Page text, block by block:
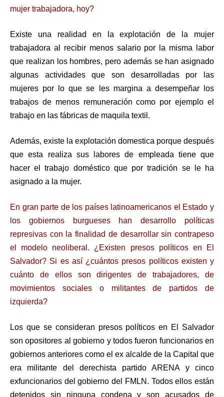
mujer trabajadora, hoy?
Existe una realidad en la explotación de la mujer
trabajadora al recibir menos salario por la misma labor
que realizan los hombres, pero además se han asignado
algunas actividades que son desarrolladas por las
mujeres por lo que se les margina a desempeñar los
trabajos de menos remuneración como por ejemplo el
trabajo en las fábricas de maquila textil.
Además, existe la explotación domestica porque después
que esta realiza sus labores de empleada tiene que
hacer el trabajo doméstico que por tradición se le ha
asignado a la mujer.
En gran parte de los países latinoamericanos el Estado y
los gobiernos burgueses han desarrollo políticas
represivas con la finalidad de desarrollar sin contrapeso
el modelo neoliberal. ¿Existen presos políticos en El
Salvador? Si es así ¿cuántos presos políticos existen y
cuánto de ellos son dirigentes de trabajadores, de
movimientos sociales o militantes de partidos de
izquierda?
Los que se consideran presos políticos en El Salvador
son opositores al gobierno y todos fueron funcionarios en
gobiernos anteriores como el ex alcalde de la Capital que
era militante del derechista partido ARENA y cinco
exfuncionarios del gobierno del FMLN. Todos ellos están
detenidos sin ninguna condena y son acusados de